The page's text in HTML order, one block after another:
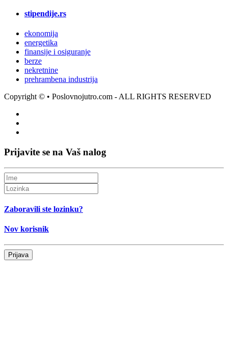
stipendije.rs
ekonomija
energetika
finansije i osiguranje
berze
nekretnine
prehrambena industrija
Copyright © • Poslovnojutro.com - ALL RIGHTS RESERVED
Prijavite se na Vaš nalog
Zaboravili ste lozinku?
Nov korisnik